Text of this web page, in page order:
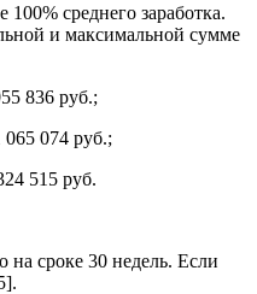
среднего заработка.
и максимальной сумме
836 руб.;
074 руб.;
515 руб.
на сроке 30 недель. Если